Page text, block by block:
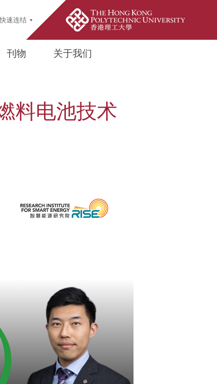
速连结
刊物 关于我们
料电池技术